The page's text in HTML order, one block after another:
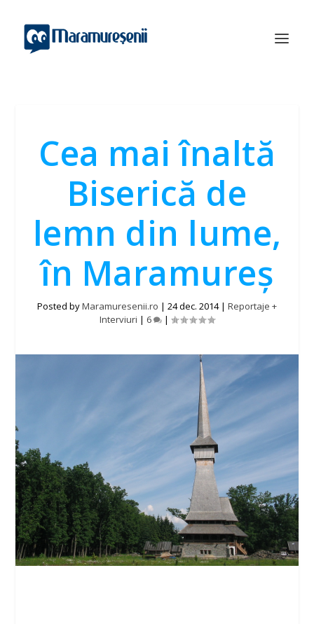
Cea mai înaltă
Biserică de
lemn din lume,
în Maramureș
Posted byMaramuresenii.ro | 24 dec. 2014| Reportaje +
Interviuri | 6 |